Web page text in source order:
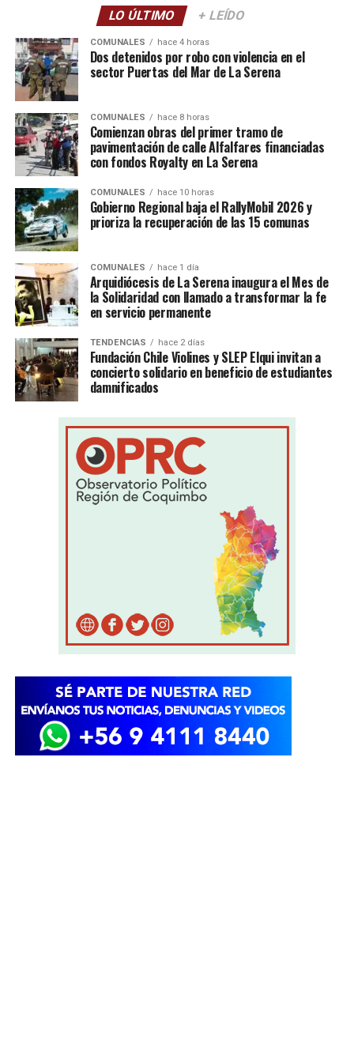
LO ÚLTIMO + LEÍDO
COMUNALES hace 4 horas
Dos detenidos por robo con violencia en el
sector Puertas del Mar de La Serena
COMUNALES hace 8 horas
Comienzan obras del primer tramo de
pavimentación de calle Alfalfares financiadas
con fondos Royalty en La Serena
COMUNALES hace 10 horas
Gobierno Regional baja el RallyMobil 2026 y
prioriza la recuperación de las 15 comunas
COMUNALES hace 1 día
Arquidiócesis de La Serena inaugura el Mes de
la Solidaridad con llamado a transformar la fe
en servicio permanente
TENDENCIAS hace 2 días
Fundación Chile Violines y SLEP Elqui invitan a
concierto solidario en beneficio de estudiantes
damnificados